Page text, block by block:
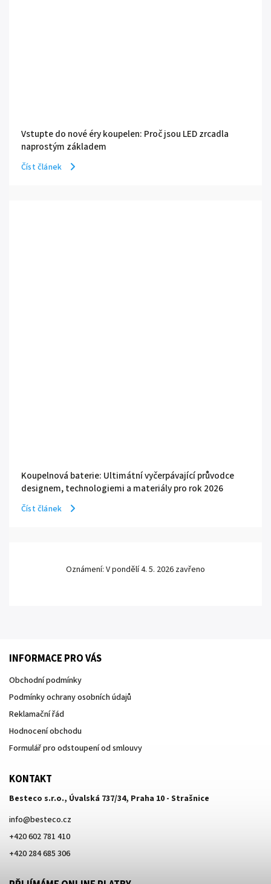
Vstupte do nové éry koupelen: Proč jsou LED zrcadla
naprostým základem
Číst článek
Koupelnová baterie: Ultimátní vyčerpávající průvodce
designem, technologiemi a materiály pro rok 2026
Číst článek
Oznámení: V pondělí 4. 5. 2026 zavřeno
INFORMACE PRO VÁS
Obchodní podmínky
Podmínky ochrany osobních údajů
Reklamační řád
Hodnocení obchodu
Formulář pro odstoupení od smlouvy
KONTAKT
Besteco s.r.o., Úvalská 737/34, Praha 10 - Strašnice
info@besteco.cz
+420 602 781 410
+420 284 685 306